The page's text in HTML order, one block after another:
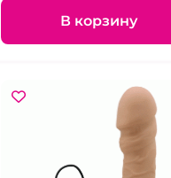
В корзину